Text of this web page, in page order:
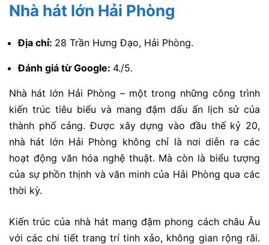
Nhà hát lớn Hải Phòng
Địa chỉ: 28 Trần Hưng Đạo, Hải Phòng.
Đánh giá từ Google: 4./5.
Nhà hát lớn Hải Phòng – một trong những công trình
kiến trúc tiêu biểu và mang đậm dấu ấn lịch sử của
thành phố cảng. Được xây dựng vào đầu thế kỷ 20,
nhà hát lớn Hải Phòng không chỉ là nơi diễn ra các
hoạt động văn hóa nghệ thuật. Mà còn là biểu tượng
của sự phồn thịnh và văn minh của Hải Phòng qua các
thời kỳ.
Kiến trúc của nhà hát mang đậm phong cách châu Âu
với các chi tiết trang trí tinh xảo, không gian rộng rãi.